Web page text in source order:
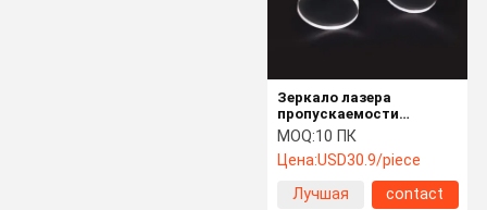
Зеркало лазера
пропускаемости
20*3.6мм ФЛ 200 95%
фокусируя
MOQ:10 ПК
Цена:USD30.9/piece
Лучшая
contact